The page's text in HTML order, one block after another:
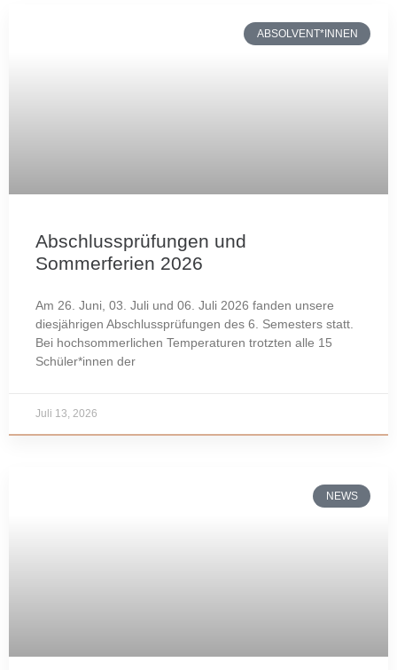
ABSOLVENT*INNEN
Abschlussprüfungen und
Sommerferien 2026
Am 26. Juni, 03. Juli und 06. Juli 2026 fanden unsere
diesjährigen Abschlussprüfungen des 6. Semesters statt.
Bei hochsommerlichen Temperaturen trotzten alle 15
Schüler*innen der
Juli 13, 2026
NEWS